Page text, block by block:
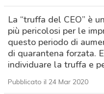
La “truffa del CEO” è
più pericolosi per le
questo periodo di
di quarantena forzata.
individuare la truffa e
Pubblicato il 24 Mar 2020